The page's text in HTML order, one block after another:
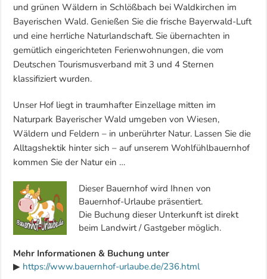
und grünen Wäldern in Schlößbach bei Waldkirchen im
Bayerischen Wald. Genießen Sie die frische Bayerwald-Luft
und eine herrliche Naturlandschaft. Sie übernachten in
gemütlich eingerichteten Ferienwohnungen, die vom
Deutschen Tourismusverband mit 3 und 4 Sternen
klassifiziert wurden.
Unser Hof liegt in traumhafter Einzellage mitten im
Naturpark Bayerischer Wald umgeben von Wiesen,
Wäldern und Feldern – in unberührter Natur. Lassen Sie die
Alltagshektik hinter sich – auf unserem Wohlfühlbauernhof
kommen Sie der Natur ein …
Dieser Bauernhof wird Ihnen von
Bauernhof-Urlaube präsentiert.
Die Buchung dieser Unterkunft ist direkt
beim Landwirt / Gastgeber möglich.
Mehr Informationen & Buchung unter
▶ https://www.bauernhof-urlaube.de/236.html